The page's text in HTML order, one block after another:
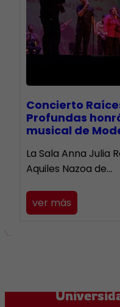
​Concierto
Profundas
musical de
La Sala Anna Julia
Aquiles Nazoa de…
ver más